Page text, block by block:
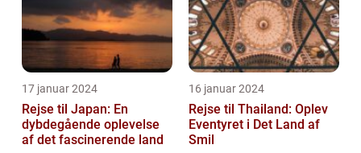
17 januar 2024
Rejse til Japan: En
dybdegående oplevelse
af det fascinerende land
16 januar 2024
Rejse til Thailand: Oplev
Eventyret i Det Land af
Smil